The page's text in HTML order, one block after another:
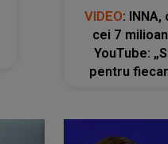
VIDEO: INNA, concert online pentru
cei 7
YouTube:
pentru